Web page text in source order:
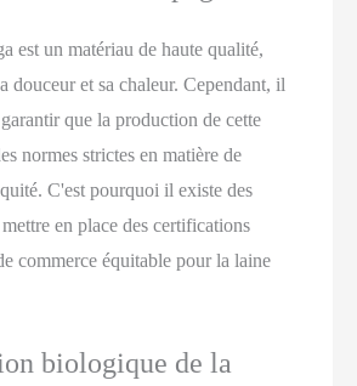
est un matériau de haute qualité,
douceur et sa chaleur. Cependant, il
que la production de cette
normes strictes en matière de
C'est pourquoi il existe des
en place des certifications
commerce équitable pour la laine
biologique de la